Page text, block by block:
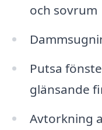
och sovrum
Putsa
glänsande
Avtorkning